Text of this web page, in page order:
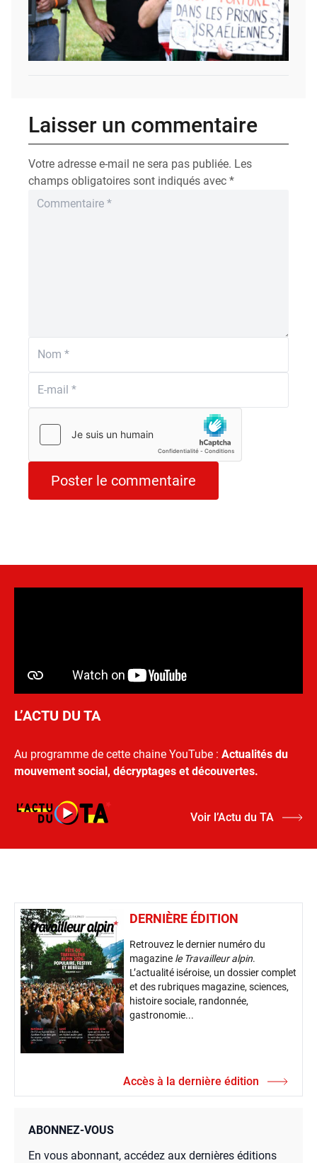
Laisser un commentaire
Votre adresse e-mail ne sera pas publiée. Les
champs obligatoires sont indiqués avec *
L’ACTU DU TA
Au programme de cette chaine YouTube : Actualités du
mouvement social, décryptages et découvertes.
Voir l’Actu du TA
DERNIÈRE ÉDITION
Retrouvez le dernier numéro du
magazine le Travailleur alpin.
L’actualité iséroise, un dossier complet
et des rubriques magazine, sciences,
histoire sociale, randonnée,
gastronomie...
Accès à la dernière édition
ABONNEZ-VOUS
En vous abonnant, accédez aux dernières éditions